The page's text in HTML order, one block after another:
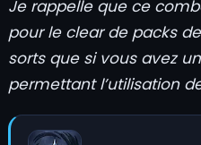
Je rappelle que ce
pour le clear de packs
sorts que si vous avez
permettant l’utilisation